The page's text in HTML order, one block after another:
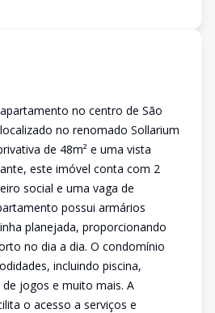
no centro de São
no renomado Sollarium
de 48m² e uma vista
este imóvel conta com 2
social e uma vaga de
possui armários
planejada, proporcionando
no dia a dia. O condomínio
incluindo piscina,
jogos e muito mais. A
o acesso a serviços e